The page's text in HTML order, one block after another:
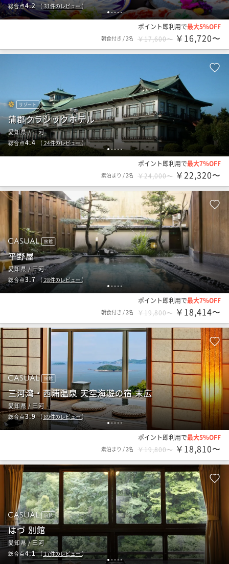
12345
総合点4.2 （31件のレビュー）
ポイント即利用で最大5％OFF
朝食付き /2名 ￥17,600〜 ￥16,720〜
12345
リゾート
蒲郡クラシックホテル
愛知県 / 三河
総合点4.4 （ 24件のレビュー）
ポイント即利用で最大7％OFF
素泊まり /2名 ￥24,000〜 ￥22,320〜
1 2 3 45
旅館
平野屋
愛知県 / 三河
総合点3.7 （ 28件のレビュー）
ポイント即利用で最大7％OFF
朝食付き /2名 ￥19,800〜 ￥18,414〜
12345
旅館
三河湾・西浦温泉 天空海遊の宿 末広
愛知県 / 三河
総合点3.9（89件のレビュー）
ポイント即利用で最大5％OFF
素泊まり /2名 ￥19,800〜 ￥18,810〜
1 2 3 45
旅館
はづ 別館
愛知県 / 三河
総合点4.1（17件のレビュー）